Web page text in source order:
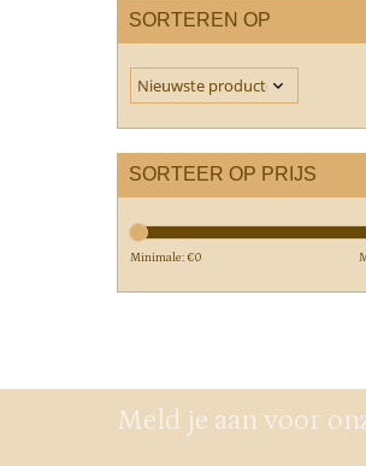
SORTEREN OP
SORTEER OP PRIJS
Minimale: €0
Meld je aan voor